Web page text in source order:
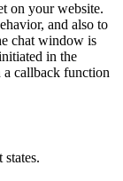
on your website.
and also to
chat window is
in the
callback function